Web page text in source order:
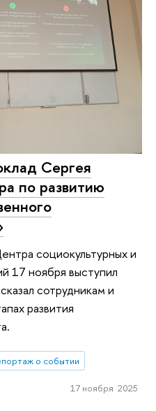
Сергея
по развитию
социокультурных и
17 ноября выступил
сотрудникам и
развития
о событии
17 ноября 2025